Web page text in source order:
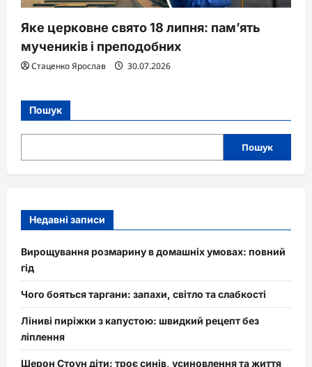
Яке церковне свято 18 липня: пам’ять
мучеників і преподобних
Стаценко Ярослав 30.07.2026
Пошук
Пошук
Недавні записи
Вирощування розмарину в домашніх умовах: повний
гід
Чого бояться таргани: запахи, світло та слабкості
Ліниві пиріжки з капустою: швидкий рецепт без
ліплення
Шерон Стоун діти: троє синів, усиновлення та життя